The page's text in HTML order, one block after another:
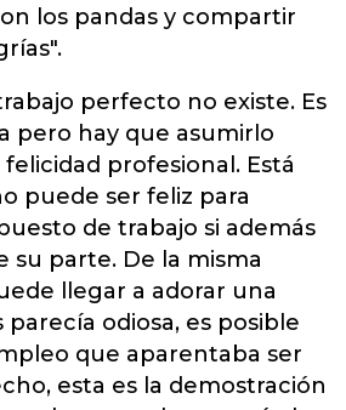
los pandas y compartir
perfecto no existe. Es
pero hay que asumirlo
felicidad profesional. Está
puede ser feliz para
de trabajo si además
su parte. De la misma
llegar a adorar una
odiosa, es posible
que aparentaba ser
esta es la demostración